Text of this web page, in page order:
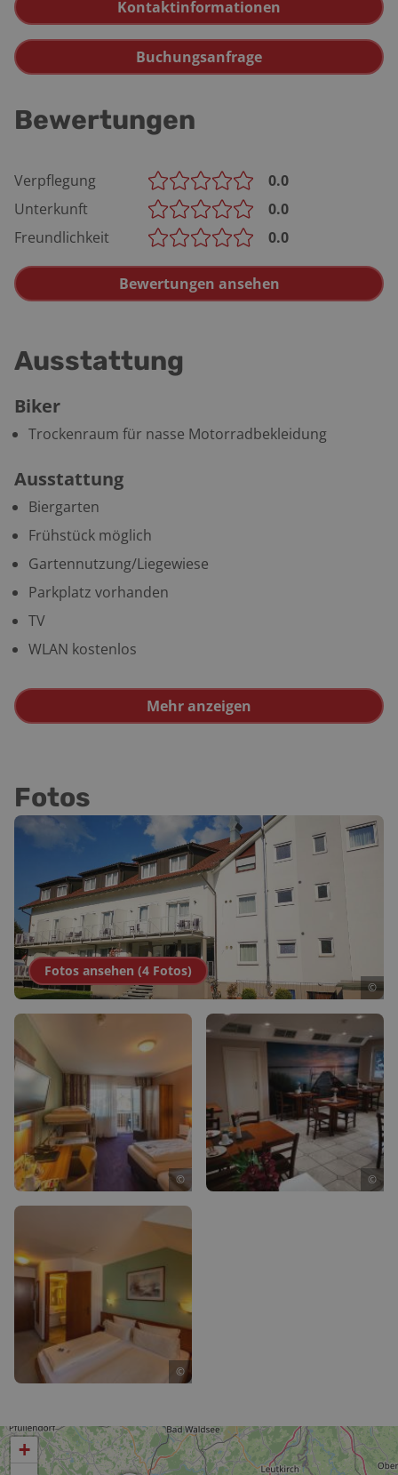
Kontaktinformationen
Buchungsanfrage
Bewertungen
Verpflegung
0.0
Unterkunft
0.0
Freundlichkeit
0.0
Bewertungen ansehen
Ausstattung
Biker
Trockenraum für nasse Motorradbekleidung
Ausstattung
Biergarten
Frühstück möglich
Gartennutzung/Liegewiese
Parkplatz vorhanden
TV
WLAN kostenlos
Mehr anzeigen
Fotos
©
Fotos ansehen (4 Fotos)
© ©
©
+